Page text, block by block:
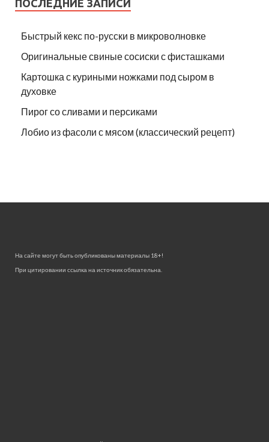
ПОСЛЕДНИЕ ЗАПИСИ
Быстрый кекс по-русски в микроволновке
Оригинальные свиные сосиски с фисташками
Картошка с куриными ножками под сыром в
духовке
Пирог со сливами и персиками
Лобио из фасоли с мясом (классический рецепт)
На сайте могут быть опубликованы материалы 18+!
При цитировании ссылка на источник обязательна.